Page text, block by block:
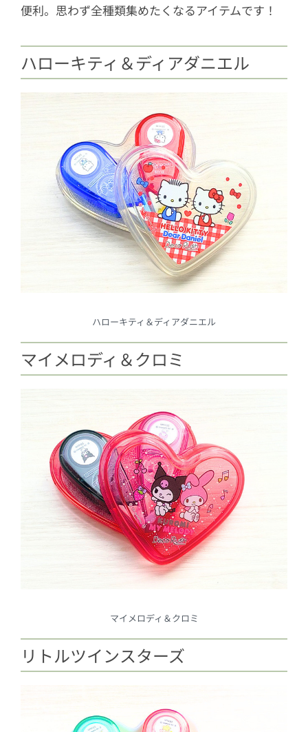
便利。思わず全種類集めたくなるアイテムです！
ハローキティ＆ディアダニエル
ハローキティ＆ディアダニエル
マイメロディ＆クロミ
マイメロディ＆クロミ
リトルツインスターズ